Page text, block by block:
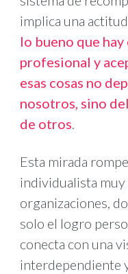
implica una
lo bueno que
profesional y
esas cosas no
nosotros, sino
de otros.
Esta mirada
individualista muy
organizaciones,
solo el logro
conecta con una
interdependiente